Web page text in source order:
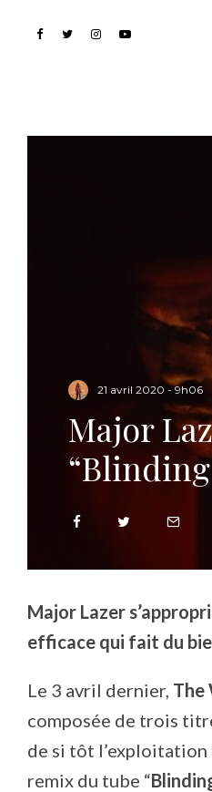
21 avril 2020 - 9h06
Major
Major Lazer
efficace qui fait du
Le 3 avril dernier, The
composée de trois
de si tôt l’exploitation
remix du tube “